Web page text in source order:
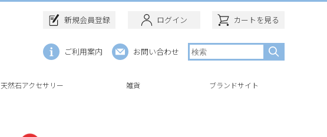
新規会員登録 ログイン カートを見る
ご利用案内 お問い合わせ
天然石アクセサリー 雑貨 ブランドサイト